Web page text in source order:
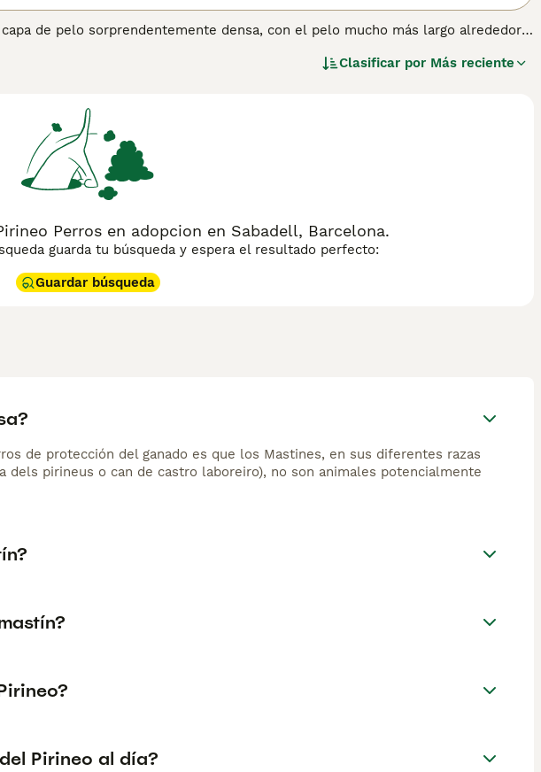
de pelo sorprendentemente densa, con el pelo mucho más largo alrededor
gusta más que participar en todo lo que sucede a su alrededor. En el pasado
para obtener información sobre esta raza de perro.
Clasificar por Más reciente
Perros en adopcion en Sabadell, Barcelona.
guarda tu búsqueda y espera el resultado perfecto:
Guardar búsqueda
de protección del ganado es que los Mastines, en sus diferentes razas
dels pirineus o can de castro laboreiro), no son animales potencialmente
Pirineo al día?